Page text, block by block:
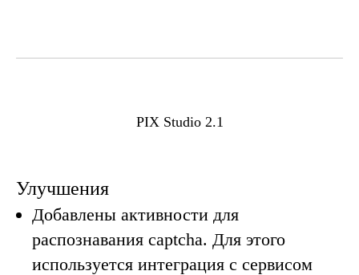
PIX Studio 2.1
Улучшения
Добавлены активности для
распознавания captcha. Для этого
используется интеграция с сервисом